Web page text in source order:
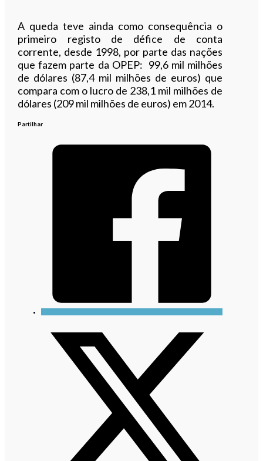
A queda teve ainda como consequência o
primeiro registo de défice de conta
corrente, desde 1998, por parte das nações
que fazem parte da OPEP: 99,6 mil milhões
de dólares (87,4 mil milhões de euros) que
compara com o lucro de 238,1 mil milhões de
dólares (209 mil milhões de euros) em 2014.
Partilhar